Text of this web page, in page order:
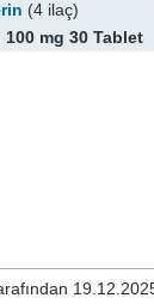
(4 ilaç)
100 mg 30 Tablet